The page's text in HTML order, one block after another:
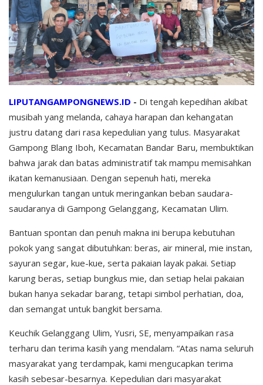
LIPUTANGAMPONGNEWS.ID - Di tengah kepedihan akibat
musibah yang melanda, cahaya harapan dan kehangatan
justru datang dari rasa kepedulian yang tulus. Masyarakat
Gampong Blang Iboh, Kecamatan Bandar Baru, membuktikan
bahwa jarak dan batas administratif tak mampu memisahkan
ikatan kemanusiaan. Dengan sepenuh hati, mereka
mengulurkan tangan untuk meringankan beban saudara-
saudaranya di Gampong Gelanggang, Kecamatan Ulim.
Bantuan spontan dan penuh makna ini berupa kebutuhan
pokok yang sangat dibutuhkan: beras, air mineral, mie instan,
sayuran segar, kue-kue, serta pakaian layak pakai. Setiap
karung beras, setiap bungkus mie, dan setiap helai pakaian
bukan hanya sekadar barang, tetapi simbol perhatian, doa,
dan semangat untuk bangkit bersama.
Keuchik Gelanggang Ulim, Yusri, SE, menyampaikan rasa
terharu dan terima kasih yang mendalam. “Atas nama seluruh
masyarakat yang terdampak, kami mengucapkan terima
kasih sebesar-besarnya. Kepedulian dari masyarakat